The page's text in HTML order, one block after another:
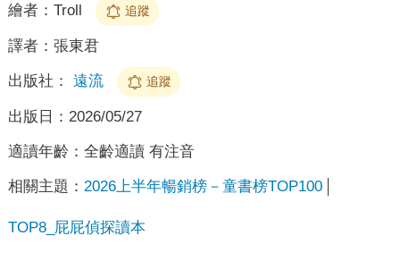
繪者： Troll 追蹤
譯者： 張東君
出版社： 遠流 追蹤
出版日： 2026/05/27
適讀年齡： 全齡適讀 有注音
相關主題： 2026上半年暢銷榜－童書榜TOP100
TOP8_屁屁偵探讀本